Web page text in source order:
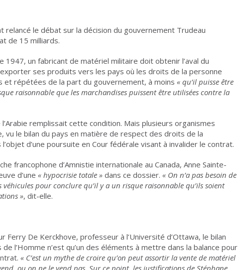
relancé le débat sur la décision du gouvernement Trudeau
de 15 milliards.
1947, un fabricant de matériel militaire doit obtenir l’aval du
ses produits vers les pays où les droits de la personne
et répétées de la part du gouvernement, à moins « qu’il puisse être
raisonnable que les marchandises puissent être utilisées contre la
remplissait cette condition. Mais plusieurs organismes
vu le bilan du pays en matière de respect des droits de la
d’une poursuite en Cour fédérale visant à invalider le contrat.
francophone d’Amnistie internationale au Canada, Anne Sainte-
d’une « hypocrisie totale » dans ce dossier. « On n’a pas besoin de
véhicules pour conclure qu’il y a un risque raisonnable qu’ils soient
», dit-elle.
Ferry De Kerckhove, professeur à l’Université d’Ottawa, le bilan
l’Homme n’est qu’un des éléments à mettre dans la balance pour
« C’est un mythe de croire qu’on peut assortir la vente de matériel
ou on ne le vend pas. Sur ce point, les justifications de Stéphane